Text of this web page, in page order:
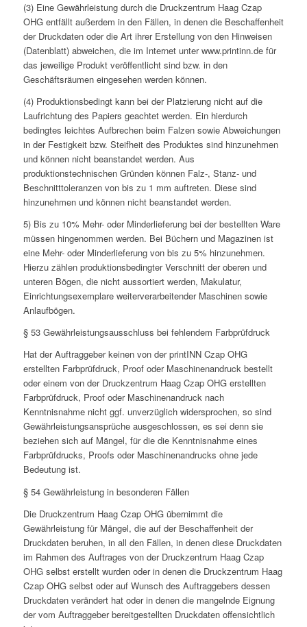
(3) Eine Gewährleistung durch die Druckzentrum Haag Czap
OHG entfällt außerdem in den Fällen, in denen die Beschaffenheit
der Druckdaten oder die Art ihrer Erstellung von den Hinweisen
(Datenblatt) abweichen, die im Internet unter www.printinn.de für
das jeweilige Produkt veröffentlicht sind bzw. in den
Geschäftsräumen eingesehen werden können.
(4) Produktionsbedingt kann bei der Platzierung nicht auf die
Laufrichtung des Papiers geachtet werden. Ein hierdurch
bedingtes leichtes Aufbrechen beim Falzen sowie Abweichungen
in der Festigkeit bzw. Steifheit des Produktes sind hinzunehmen
und können nicht beanstandet werden. Aus
produktionstechnischen Gründen können Falz-, Stanz- und
Beschnitttoleranzen von bis zu 1 mm auftreten. Diese sind
hinzunehmen und können nicht beanstandet werden.
5) Bis zu 10% Mehr- oder Minderlieferung bei der bestellten Ware
müssen hingenommen werden. Bei Büchern und Magazinen ist
eine Mehr- oder Minderlieferung von bis zu 5% hinzunehmen.
Hierzu zählen produktionsbedingter Verschnitt der oberen und
unteren Bögen, die nicht aussortiert werden, Makulatur,
Einrichtungsexemplare weiterverarbeitender Maschinen sowie
Anlaufbögen.
§ 53 Gewährleistungsausschluss bei fehlendem Farbprüfdruck
Hat der Auftraggeber keinen von der printINN Czap OHG
erstellten Farbprüfdruck, Proof oder Maschinenandruck bestellt
oder einem von der Druckzentrum Haag Czap OHG erstellten
Farbprüfdruck, Proof oder Maschinenandruck nach
Kenntnisnahme nicht ggf. unverzüglich widersprochen, so sind
Gewährleistungsansprüche ausgeschlossen, es sei denn sie
beziehen sich auf Mängel, für die die Kenntnisnahme eines
Farbprüfdrucks, Proofs oder Maschinenandrucks ohne jede
Bedeutung ist.
§ 54 Gewährleistung in besonderen Fällen
Die Druckzentrum Haag Czap OHG übernimmt die
Gewährleistung für Mängel, die auf der Beschaffenheit der
Druckdaten beruhen, in all den Fällen, in denen diese Druckdaten
im Rahmen des Auftrages von der Druckzentrum Haag Czap
OHG selbst erstellt wurden oder in denen die Druckzentrum Haag
Czap OHG selbst oder auf Wunsch des Auftraggebers dessen
Druckdaten verändert hat oder in denen die mangelnde Eignung
der vom Auftraggeber bereitgestellten Druckdaten offensichtlich